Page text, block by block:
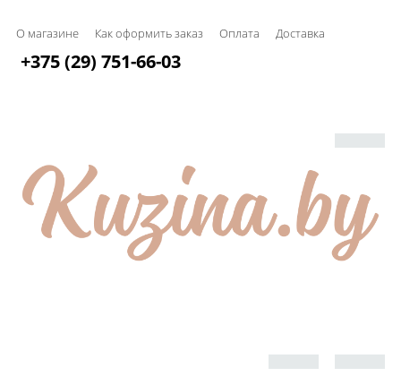
О магазине Как оформить заказ Оплата Доставка
+375 (29) 751-66-03